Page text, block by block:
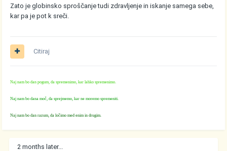
Zato je globinsko sproščanje tudi zdravljenje in iskanje samega sebe,
kar pa je pot k sreči.
Citiraj
Naj nam bo dan pogum, da spremenimo, kar lahko spremenimo.
Naj nam bo dana moč, da sprejmemo, kar ne moremo spremeniti.
Naj nam bo dan razum, da ločimo med enim in drugim.
2 months later...